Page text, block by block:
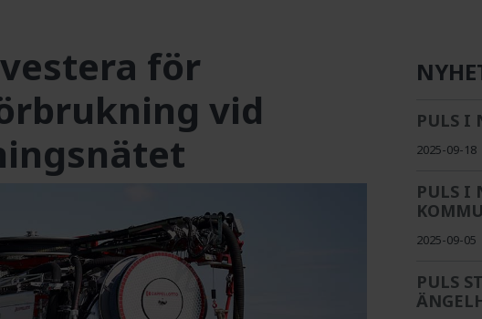
för
vid
PULS I
2025-09-18
PULS I
2025-09-05
PULS